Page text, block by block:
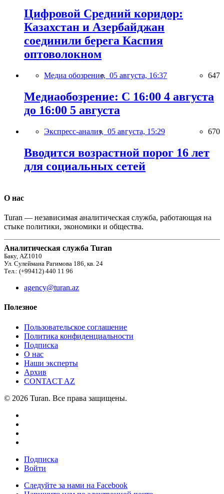
Цифровой Средний коридор:
Казахстан и Азербайджан
соединили берега Каспия
оптоволокном
Медиа обозрение, 05 августа, 16:37 647
Медиаобозрение: С 16:00 4 августа
до 16:00 5 августа
Экспресс-анализ, 05 августа, 15:29 670
Вводится возрастной порог 16 лет
для социальных сетей
О нас
Turan — независимая аналитическая служба, работающая на
стыке политики, экономики и общества.
Аналитическая служба Turan
Баку, AZ1010
Ул. Сулеймана Рагимова 186, кв. 24
Тел.: (+99412) 440 11 96
agency@turan.az
Полезное
Пользовательское соглашение
Политика конфиденциальности
Подписка
О нас
Наши эксперты
Архив
CONTACT AZ
© 2026 Turan. Все права защищены.
Подписка
Войти
Следуйте за нами на Facebook